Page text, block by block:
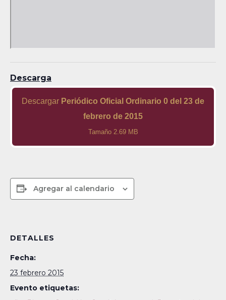
Descarga
Descargar Periódico Oficial Ordinario 0 del 23 de
febrero de 2015
Tamaño 2.69 MB
Agregar al calendario
DETALLES
Fecha:
23 febrero 2015
Evento etiquetas: